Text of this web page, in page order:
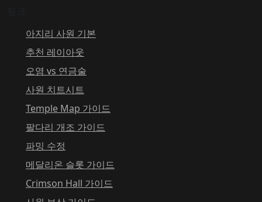
아지리 사원 기본
추천 레이아웃
오염 vs 연금술
사원 치트시트
Temple Map 가이드
팔다리 개조 가이드
파밍 수정
메달리온 슬롯 가이드
Crimson Hall 가이드